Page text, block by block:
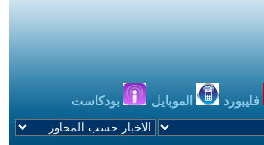
فليبورد الموبايل بودكاست